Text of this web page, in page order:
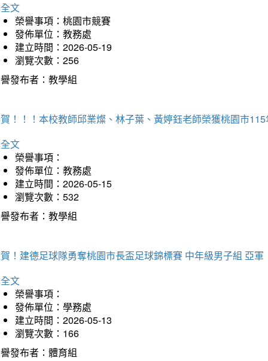
文
榮譽事項：桃園市競賽
發佈單位：教務處
建立時間：2026-05-19
瀏覽次數：256
發布者：教學組
！！！本校教師邱業燦、林子葉、黃婷鈺老師榮獲桃園市
文
榮譽事項：
發佈單位：教務處
建立時間：2026-05-15
瀏覽次數：532
發布者：教學組
！建德足球隊勇奪桃園市長盃足球錦標賽 中年級男子組 亞軍
文
榮譽事項：
發佈單位：學務處
建立時間：2026-05-13
瀏覽次數：166
發布者：體育組